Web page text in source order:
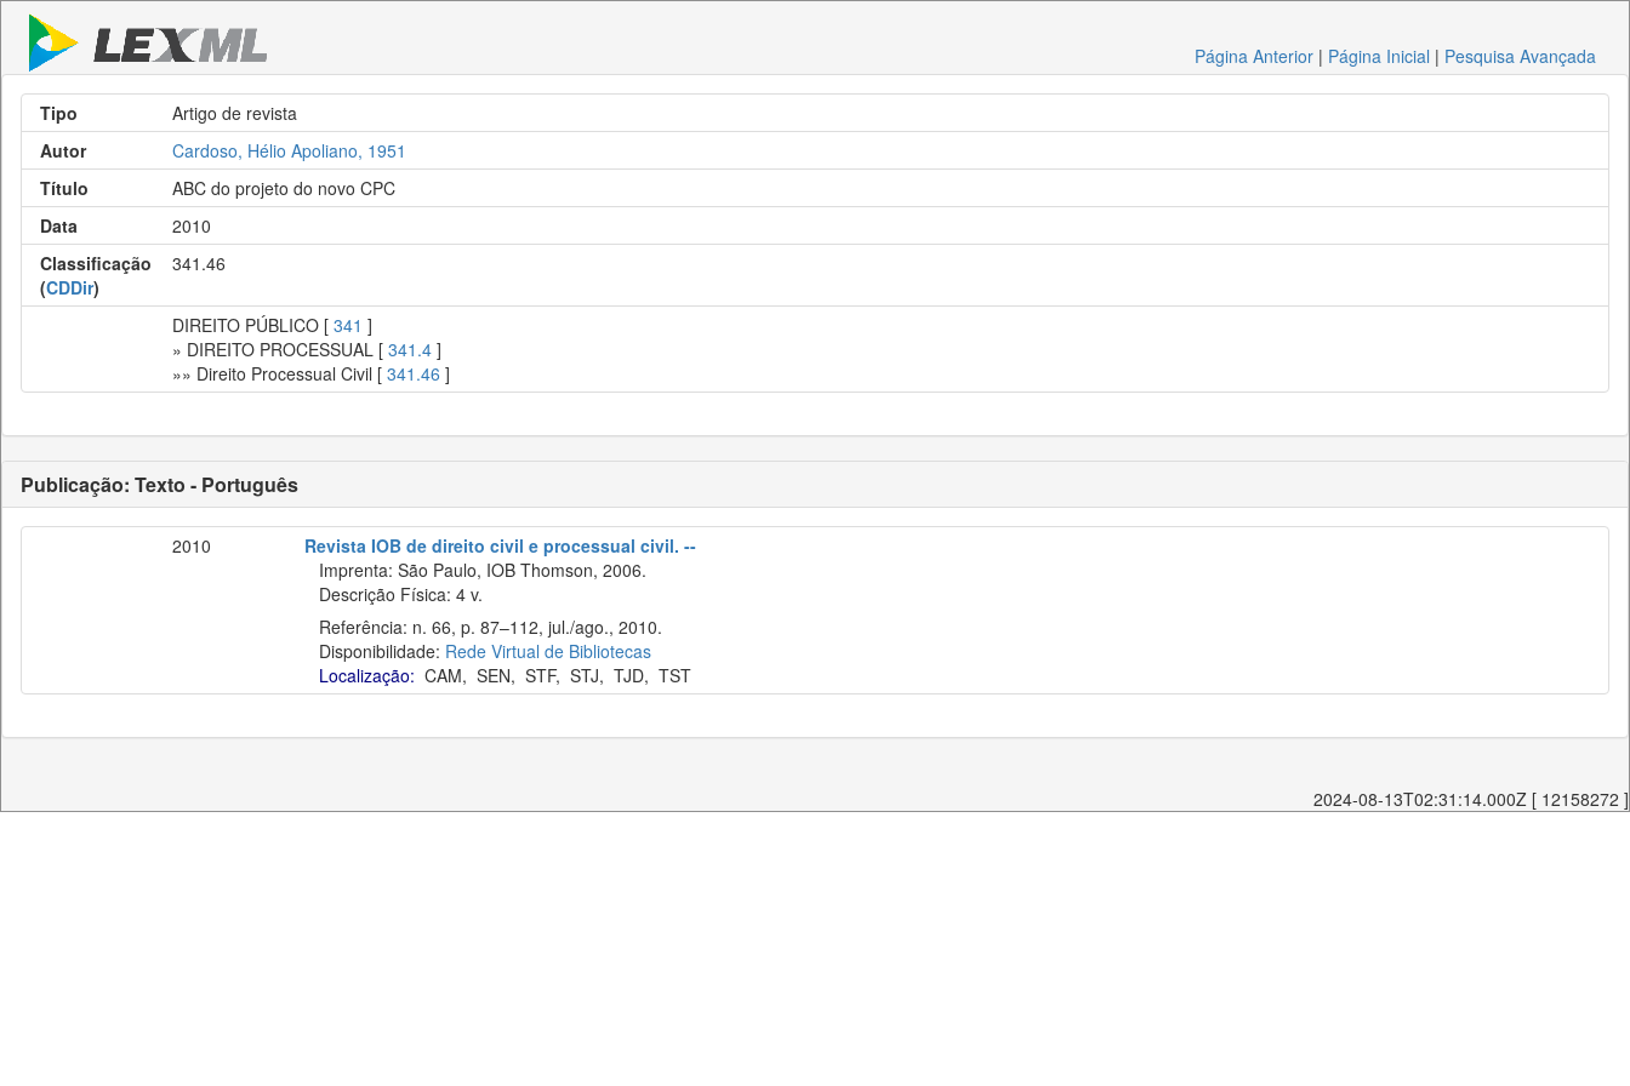
Página Anterior | Página Inicial | Pesquisa Avançada
Tipo
Artigo de revista
Autor
Cardoso, Hélio Apoliano, 1951
Título
ABC do projeto do novo CPC
Data
2010
Classificação
(CDDir)
341.46
DIREITO PÚBLICO [ 341 ]
» DIREITO PROCESSUAL [ 341.4 ]
»» Direito Processual Civil [ 341.46 ]
Publicação: Texto - Português
2010
Revista IOB de direito civil e processual civil. --
Imprenta: São Paulo, IOB Thomson, 2006.
Descrição Física: 4 v.
Referência: n. 66, p. 87–112, jul./ago., 2010.
Disponibilidade: Rede Virtual de Bibliotecas
Localização: CAM, SEN, STF, STJ, TJD, TST
2024-08-13T02:31:14.000Z [ 12158272 ]